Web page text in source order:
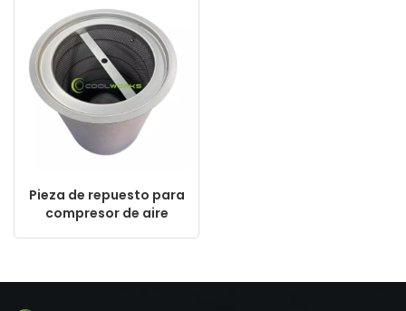
Pieza de repuesto para
compresor de aire